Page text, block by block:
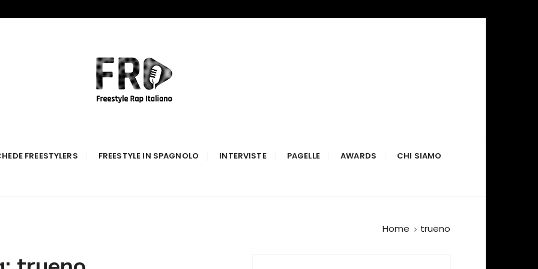
Italiano
FREESTYLERS FREESTYLE IN SPAGNOLO INTERVISTE PAGELLE AWARDS CHI SIAMO
Home trueno